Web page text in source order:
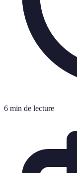
6 min de lecture